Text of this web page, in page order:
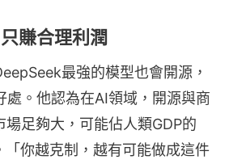
賺合理利潤
最強的模型也會開源，
處。他認為在AI領域，開源與商
場足夠大，可能佔人類GDP的
「你越克制，越有可能做成這件